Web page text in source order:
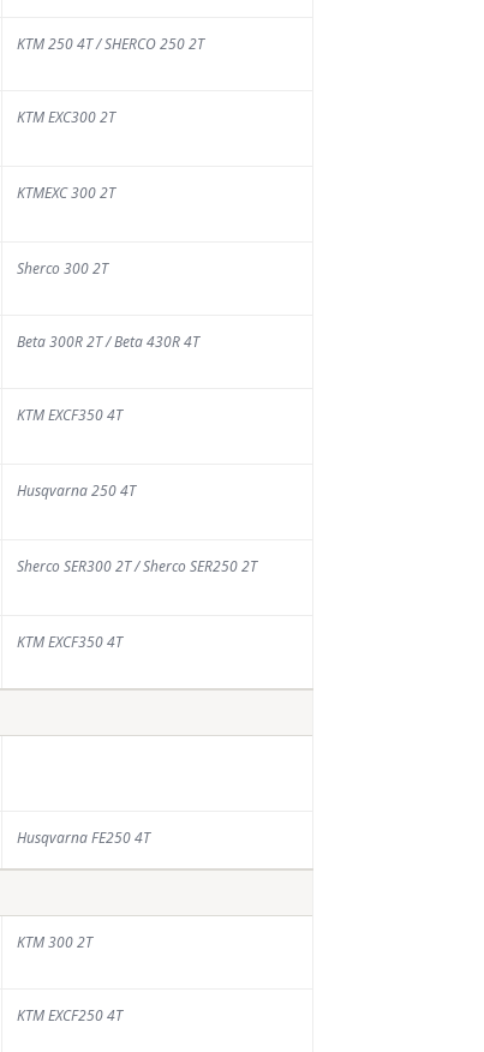
KTM 250 4T / SHERCO 250 2T
KTM EXC300 2T
KTMEXC 300 2T
Sherco 300 2T
Beta 300R 2T / Beta 430R 4T
KTM EXCF350 4T
Husqvarna 250 4T
Sherco SER300 2T / Sherco SER250 2T
KTM EXCF350 4T
Husqvarna FE250 4T
KTM 300 2T
KTM EXCF250 4T
pilotes attendus
championnat de
France des Sables